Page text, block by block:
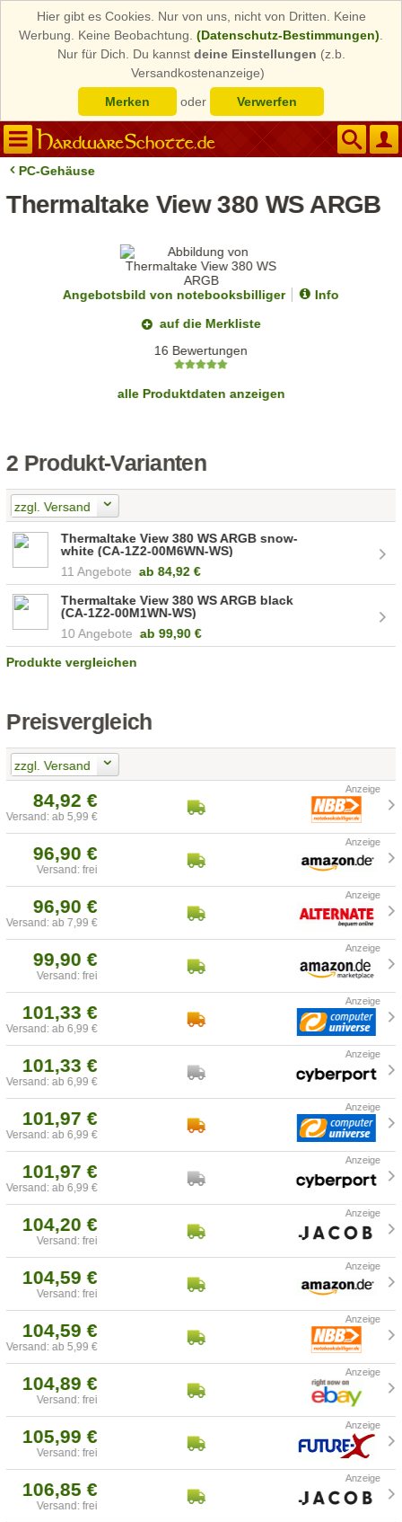
Hier gibt es Cookies. Nur von uns, nicht von Dritten. Keine
Werbung. Keine Beobachtung. (Datenschutz-Bestimmungen)
Nur für Dich. Du kannst deine Einstellungen (z.b.
Versandkostenanzeige)
Merken
oder Verwerfen
PC-Gehäuse
Thermaltake View 380 WS ARGB
Angebotsbild von notebooksbilliger
Info
auf die Merkliste
16 Bewertungen
alle Produktdaten anzeigen
2 Produkt-Varianten
zzgl. Versand
Thermaltake View 380 WS ARGB snow-
white (CA-1Z2-00M6WN-WS)
11 Angebote ab 84,92 €
Thermaltake View 380 WS ARGB black
(CA-1Z2-00M1WN-WS)
10 Angebote ab 99,90 €
Produkte vergleichen
Preisvergleich
zzgl. Versand
84,92 €
Versand: ab 5,99 €
96,90 €
Versand: frei
96,90 €
Versand: ab 7,99 €
99,90 €
Versand: frei
101,33 €
Versand: ab 6,99 €
101,33 €
Versand: ab 6,99 €
101,97 €
Versand: ab 6,99 €
101,97 €
Versand: ab 6,99 €
104,20 €
Versand: frei
104,59 €
Versand: frei
104,59 €
Versand: ab 5,99 €
104,89 €
Versand: frei
105,99 €
Versand: frei
106,85 €
Versand: frei